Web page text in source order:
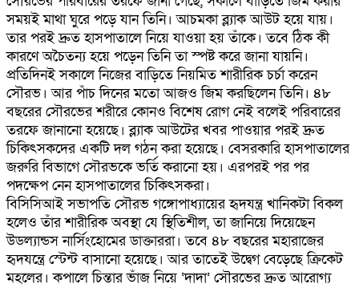
সময়ই মাথা ঘুরে পড়ে যান তিনি। আচমকা ব্ল্যাক আউট হয়ে যায়।
তার পরই দ্রুত হাসপাতালে নিয়ে যাওয়া হয় তাঁকে। তবে ঠিক কী
কারণে অচৈতন্য হয়ে পড়েন তিনি তা স্পষ্ট করে জানা যায়নি।
প্রতিদিনই সকালে নিজের বাড়িতে নিয়মিত শারীরিক চর্চা করেন
সৌরভ। আর পাঁচ দিনের মতো আজও জিম করছিলেন তিনি। ৪৮
বছরের সৌরভের শরীরে কোনও বিশেষ রোগ নেই বলেই পরিবারের
তরফে জানানো হয়েছে। ব্ল্যাক আউটের খবর পাওয়ার পরই দ্রুত
চিকিৎসকদের একটি দল গঠন করা হয়েছে। বেসরকারি হাসপাতালের
জরুরি বিভাগে সৌরভকে ভর্তি করানো হয়। এরপরই পর পর
পদক্ষেপ নেন হাসপাতালের চিকিৎসকরা।
বিসিসিআই সভাপতি সৌরভ গঙ্গোপাধ্যায়ের হৃদযন্ত্র খানিকটা বিকল
হলেও তাঁর শারীরিক অবস্থা যে স্থিতিশীল, তা জানিয়ে দিয়েছেন
উডল্যান্ডস নার্সিংহোমের ডাক্তাররা। তবে ৪৮ বছরের মহারাজের
হৃদযন্ত্রে স্টেন্ট বাসানো হয়েছে। আর তাতেই উদ্বেগ বেড়েছে ক্রিকেট
মহলের। কপালে চিন্তার ভাঁজ নিয়ে ‘দাদা’ সৌরভের দ্রুত আরোগ্য